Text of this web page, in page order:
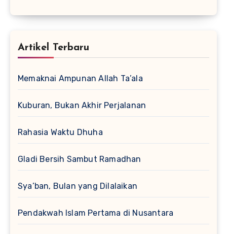
Artikel Terbaru
Memaknai Ampunan Allah Ta’ala
Kuburan, Bukan Akhir Perjalanan
Rahasia Waktu Dhuha
Gladi Bersih Sambut Ramadhan
Sya’ban, Bulan yang Dilalaikan
Pendakwah Islam Pertama di Nusantara